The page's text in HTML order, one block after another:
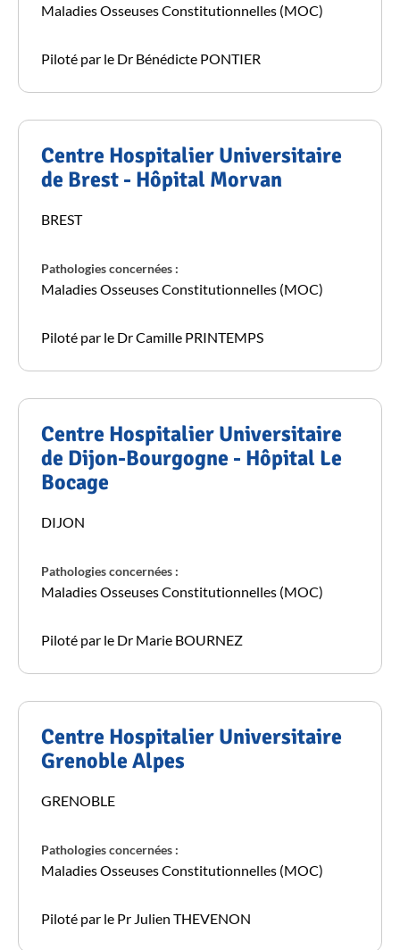
Maladies Osseuses Constitutionnelles (MOC)
Piloté par le Dr Bénédicte PONTIER
Centre Hospitalier Universitaire
de Brest - Hôpital Morvan
BREST
Pathologies concernées :
Maladies Osseuses Constitutionnelles (MOC)
Piloté par le Dr Camille PRINTEMPS
Centre Hospitalier Universitaire
de Dijon-Bourgogne - Hôpital Le
Bocage
DIJON
Pathologies concernées :
Maladies Osseuses Constitutionnelles (MOC)
Piloté par le Dr Marie BOURNEZ
Centre Hospitalier Universitaire
Grenoble Alpes
GRENOBLE
Pathologies concernées :
Maladies Osseuses Constitutionnelles (MOC)
Piloté par le Pr Julien THEVENON